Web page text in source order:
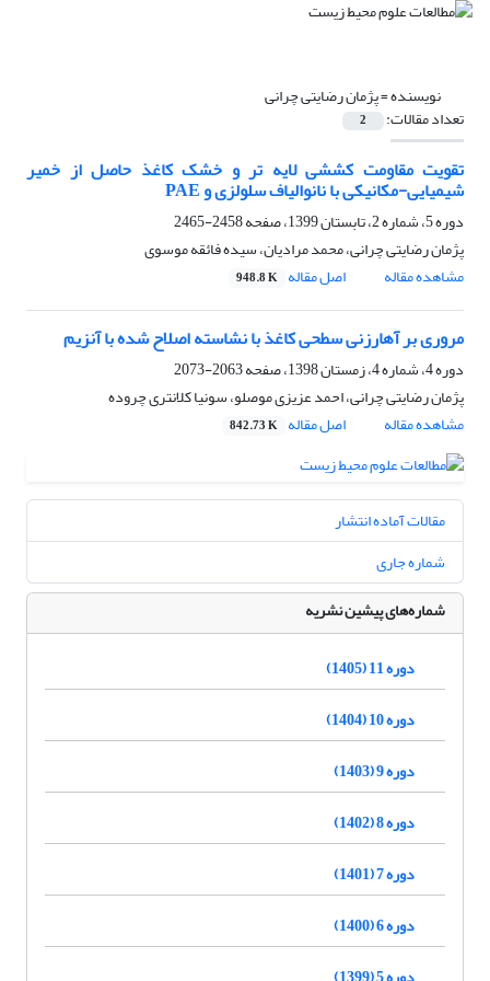
نویسنده =پژمان رضایتی چرانی
تعداد مقالات: 2
تقویت مقاومت کششی لایه تر و خشک کاغذ حاصل از خمیر
شیمیایی-مکانیکی با نانوالیاف سلولزی و PAE
دوره 5، شماره 2، تابستان 1399، صفحه
2458-2465
پژمان رضایتی چرانی، محمد مرادیان، سیده فائقه موسوی
مشاهده مقاله
اصل مقاله 948.8 K
مروری بر آهارزنی سطحی کاغذ با نشاسته اصلاح شده با آنزیم
دوره 4، شماره 4، زمستان 1398، صفحه
2063-2073
پژمان رضایتی چرانی، احمد عزیزی موصلو، سونیا کلانتری چروده
مشاهده مقاله
اصل مقاله 842.73 K
مقالات آماده انتشار
شماره جاری
شماره‌های پیشین نشریه
دوره 11 (1405)
دوره 10 (1404)
دوره 9 (1403)
دوره 8 (1402)
دوره 7 (1401)
دوره 6 (1400)